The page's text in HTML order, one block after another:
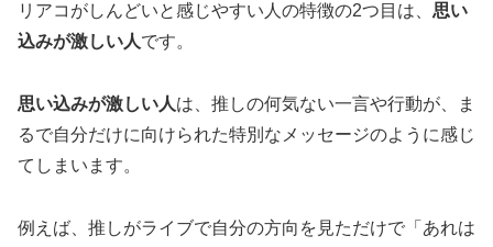
リアコがしんどいと感じやすい人の特徴の2つ目は、 思い
込みが激しい人です。
思い込みが激しい人は、推しの何気ない一言や行動が、ま
るで自分だけに向けられた特別なメッセージのように感じ
てしまいます。
例えば、推しがライブで自分の方向を見ただけで「あれは